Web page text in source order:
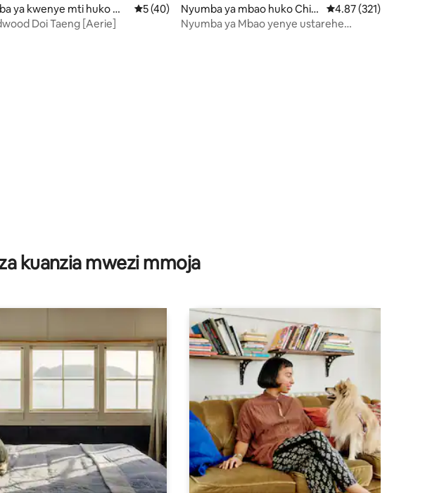
wa 4.97 kati ya 5, tathmini 36
ya kwenye mti huko Mu
Ukadiriaji wa wastani wa 5 kati ya 5, tathmini 40
5 (40)
Doi Taeng [Aerie]
Nyumba ya mbao huko Chia
ng Dao
Ukadiriaji wa wastani
4.87 (321)
Nyumba ya Mbao yenye ustarehe
kuanzia mwezi mmoja